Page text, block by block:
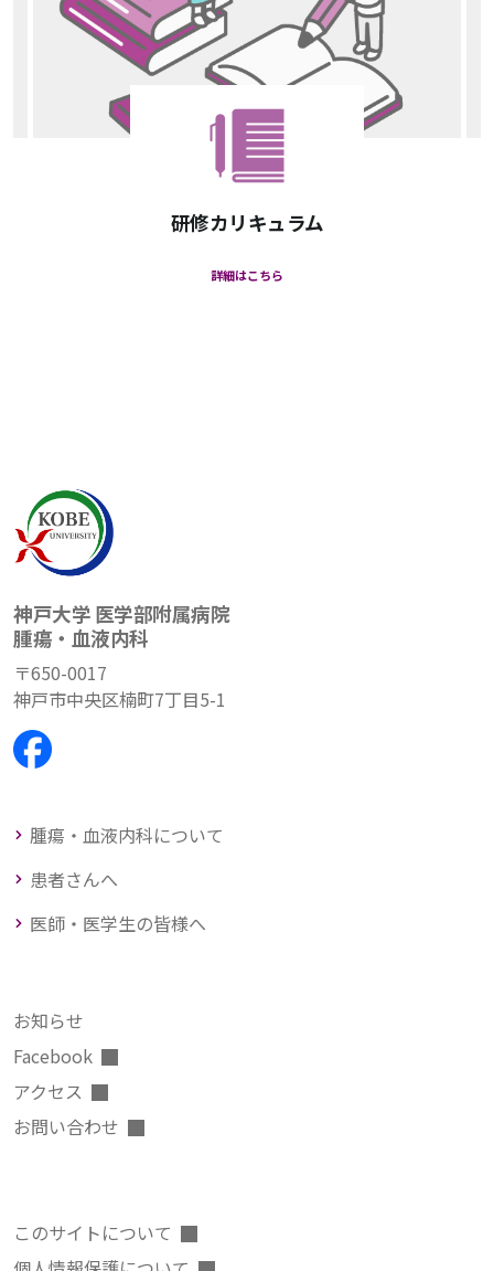
研修カリキュラム
詳細はこちら
神戸大学 医学部附属病院
腫瘍・血液内科
〒650-0017
神戸市中央区楠町7丁目5-1
腫瘍・血液内科について
患者さんへ
医師・医学生の皆様へ
お知らせ
Facebook
アクセス
お問い合わせ
このサイトについて